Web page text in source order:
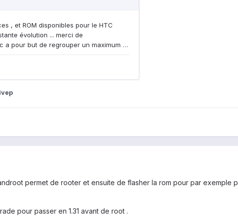
permet de rooter et ensuite de flasher la rom pour par exemple
pour passer en 1.31 avant de root .